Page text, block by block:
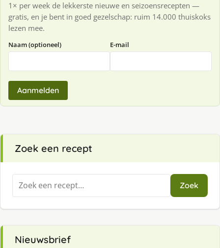
1× per week de lekkerste nieuwe en seizoensrecepten —
gratis, en je bent in goed gezelschap: ruim 14.000 thuiskoks
lezen mee.
Naam (optioneel) E-mail
Aanmelden
Zoek een recept
Zoeken
naar:
Zoek
Nieuwsbrief